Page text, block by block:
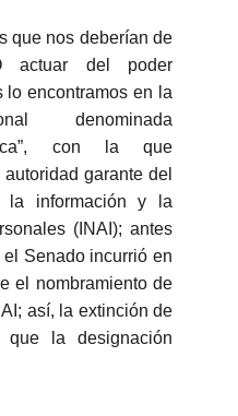
que nos deberían de
actuar del poder
lo encontramos en la
denominada
con la que
garante del
la información y la
(INAI); antes
Senado incurrió en
el nombramiento de
así, la extinción de
la designación